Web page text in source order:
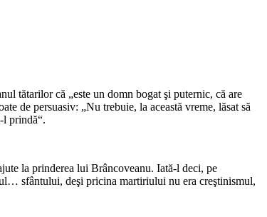
tătarilor că „este un domn bogat şi puternic, că are
de persuasiv: „Nu trebuie, la această vreme, lăsat să
l prindă“.
la prinderea lui Brâncoveanu. Iată-l deci, pe
sfântului, deşi pricina martiriului nu era creştinismul,